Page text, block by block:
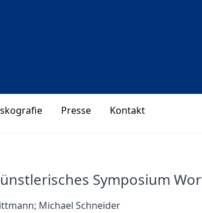
Presse Kontakt
Symposium
Michael Schneider